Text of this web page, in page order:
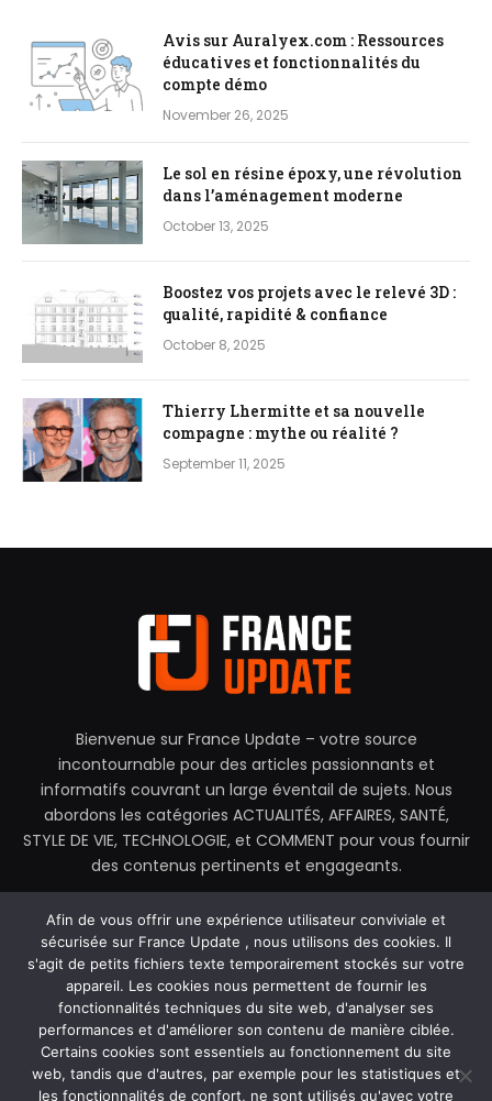
Avis sur Auralyex.com : Ressources
éducatives et fonctionnalités du
compte démo
November 26, 2025
Le sol en résine époxy, une révolution
dans l’aménagement moderne
October 13, 2025
Boostez vos projets avec le relevé 3D :
qualité, rapidité & confiance
October 8, 2025
Thierry Lhermitte et sa nouvelle
compagne : mythe ou réalité ?
September 11, 2025
Bienvenue sur France Update – votre source
incontournable pour des articles passionnants et
informatifs couvrant un large éventail de sujets. Nous
abordons les catégories ACTUALITÉS, AFFAIRES, SANTÉ,
STYLE DE VIE, TECHNOLOGIE, et COMMENT pour vous fournir
des contenus pertinents et engageants.
contactez@franceupdate.fr
Facebook
X
(Twitter)
Instagram
MAISON
À PROPOS DE NOUS
Afin de vous offrir une expérience utilisateur conviviale et
sécurisée sur France Update , nous utilisons des cookies. Il
s'agit de petits fichiers texte temporairement stockés sur votre
appareil. Les cookies nous permettent de fournir les
fonctionnalités techniques du site web, d'analyser ses
performances et d'améliorer son contenu de manière ciblée.
Certains cookies sont essentiels au fonctionnement du site
web, tandis que d'autres, par exemple pour les statistiques et
les fonctionnalités de confort, ne sont utilisés qu'avec votre